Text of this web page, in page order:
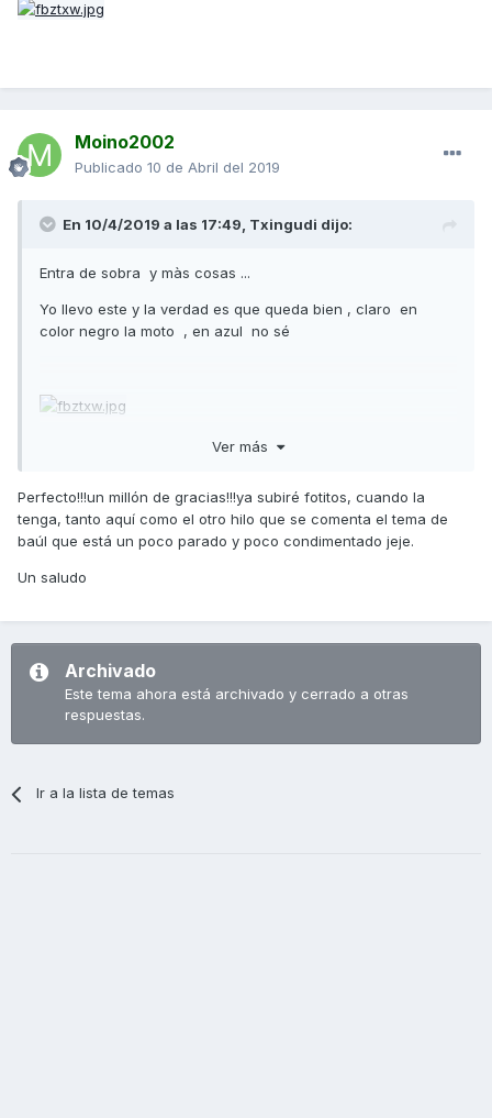
Moino2002
Publicado 10 de Abril del 2019
En 10/4/2019 a las 17:49, Txingudi dijo:
Entra de sobra y màs cosas ...
Yo llevo este y la verdad es que queda bien , claro en
color negro la moto , en azul no sé
Ver más
Perfecto!!!un millón de gracias!!!ya subiré fotitos, cuando la
tenga, tanto aquí como el otro hilo que se comenta el tema de
baúl que está un poco parado y poco condimentado jeje.
Un saludo
Archivado
Este tema ahora está archivado y cerrado a otras
respuestas.
Ir a la lista de temas